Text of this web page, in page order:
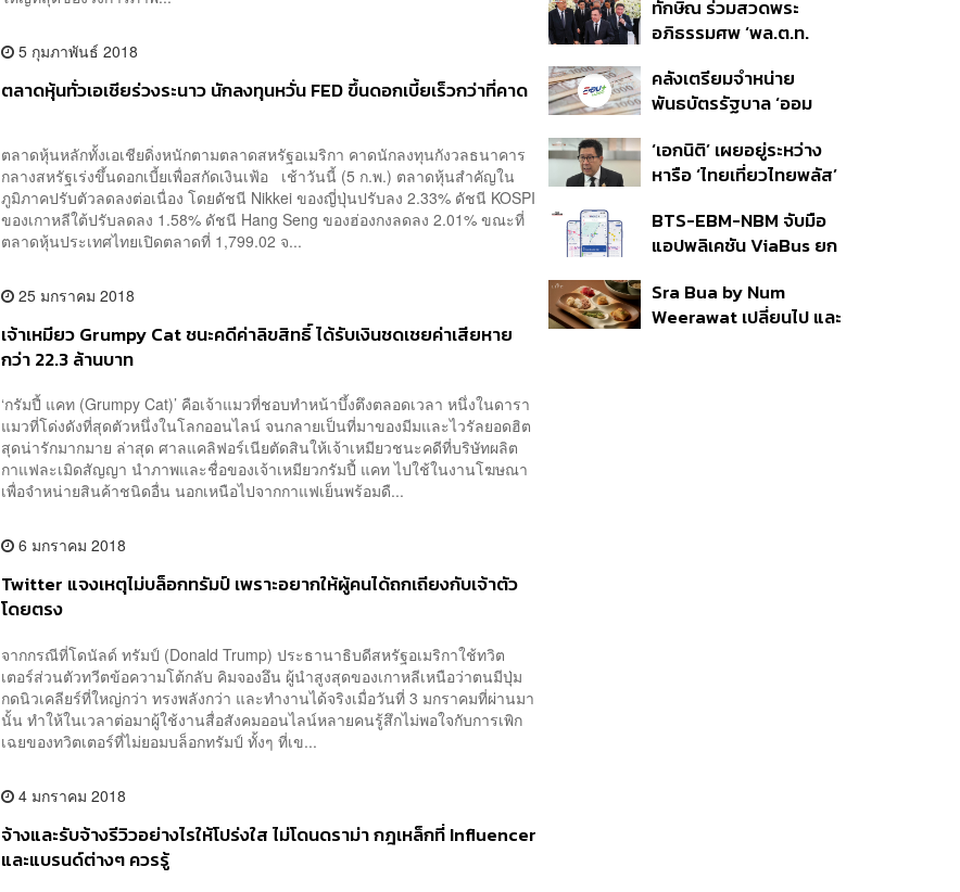
5 กุมภาพันธ์ 2018
ตลาดหุ้นทั่วเอเชียร่วงระนาว นักลงทุนหวั่น FED ขึ้นดอกเบี้ยเร็วกว่าที่คาด
ตลาดหุ้นหลักทั้งเอเชียดิ่งหนักตามตลาดสหรัฐอเมริกา คาดนักลงทุนกังวลธนาคาร
กลางสหรัฐเร่งขึ้นดอกเบี้ยเพื่อสกัดเงินเฟ้อ เช้าวันนี้ (5 ก.พ.) ตลาดหุ้นสำคัญใน
ภูมิภาคปรับตัวลดลงต่อเนื่อง โดยดัชนี Nikkei ของญี่ปุ่นปรับลง 2.33% ดัชนี KOSPI
ของเกาหลีใต้ปรับลดลง 1.58% ดัชนี Hang Seng ของฮ่องกงลดลง 2.01% ขณะที่
ตลาดหุ้นประเทศไทยเปิดตลาดที่ 1,799.02 จ...
25 มกราคม 2018
เจ้าเหมียว Grumpy Cat ชนะคดีค่าลิขสิทธิ์ ได้รับเงินชดเชยค่าเสียหาย
กว่า 22.3 ล้านบาท
‘กรัมปี้ แคท (Grumpy Cat)’ คือเจ้าแมวที่ชอบทำหน้าบึ้งตึงตลอดเวลา หนึ่งในดารา
แมวที่โด่งดังที่สุดตัวหนึ่งในโลกออนไลน์ จนกลายเป็นที่มาของมีมและไวรัลยอดฮิต
สุดน่ารักมากมาย ล่าสุด ศาลแคลิฟอร์เนียตัดสินให้เจ้าเหมียวชนะคดีที่บริษัทผลิต
กาแฟละเมิดสัญญา นำภาพและชื่อของเจ้าเหมียวกรัมปี้ แคท ไปใช้ในงานโฆษณา
เพื่อจำหน่ายสินค้าชนิดอื่น นอกเหนือไปจากกาแฟเย็นพร้อมดื...
6 มกราคม 2018
Twitter แจงเหตุไม่บล็อกทรัมป์ เพราะอยากให้ผู้คนได้ถกเถียงกับเจ้าตัว
โดยตรง
จากกรณีที่โดนัลด์ ทรัมป์ (Donald Trump) ประธานาธิบดีสหรัฐอเมริกาใช้ทวิต
เตอร์ส่วนตัวทวีตข้อความโต้กลับ คิมจองอึน ผู้นำสูงสุดของเกาหลีเหนือว่าตนมีปุ่ม
กดนิวเคลียร์ที่ใหญ่กว่า ทรงพลังกว่า และทำงานได้จริงเมื่อวันที่ 3 มกราคมที่ผ่านมา
นั้น ทำให้ในเวลาต่อมาผู้ใช้งานสื่อสังคมออนไลน์หลายคนรู้สึกไม่พอใจกับการเพิก
เฉยของทวิตเตอร์ที่ไม่ยอมบล็อกทรัมป์ ทั้งๆ ที่เข...
4 มกราคม 2018
จ้างและรับจ้างรีวิวอย่างไรให้โปร่งใส ไม่โดนดราม่า กฎเหล็กที่ Influencer
และแบรนด์ต่างๆ ควรรู้
ราย รอ ป.ป.ช. ขีดเส้นแล้ว
เสร็จ 31 ส.ค.
ทักษิณ ร่วมสวดพระ
อภิธรรมศพ ‘พล.ต.ท.
สิน’ สิริอายุ 103 ปี แกนนำ
เพื่อไทย-บุคคลหลาก
คลังเตรียมจำหน่าย
พันธบัตรรัฐบาล ‘ออม
ก.ย.นี้ อาจเพิ่มสัดส่วนการ
ขายแบบ Small Lot First
‘เอกนิติ’ เผยอยู่ระหว่าง
หารือ ‘ไทยเที่ยวไทยพลัส’
แสนล้าน มั่นใจงบต่อ ‘ไทย
ช่วยไทย พลัส’ เฟส 2 มี
BTS-EBM-NBM จับมือ
แอปพลิเคชัน ViaBus ยก
รถไฟฟ้า 3 สายแบบเรียล
ไทม์
Sra Bua by Num
Weerawat เปลี่ยนไป และ